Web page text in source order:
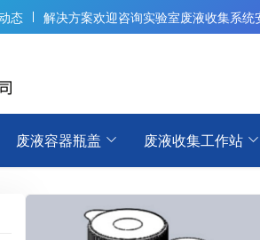
态 解决方案欢迎咨询实验室废液收集系统
废液容器瓶盖 废液收集工作站